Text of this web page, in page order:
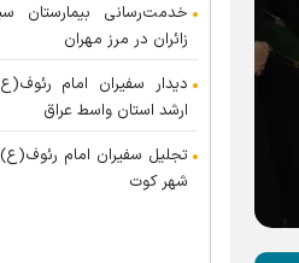
خدمت‌رسانی بیمارستان
زائران در مرز مهران
دیدار سفیران امام
ارشد استان واسط عراق
تجلیل سفیران امام
شهر کوت